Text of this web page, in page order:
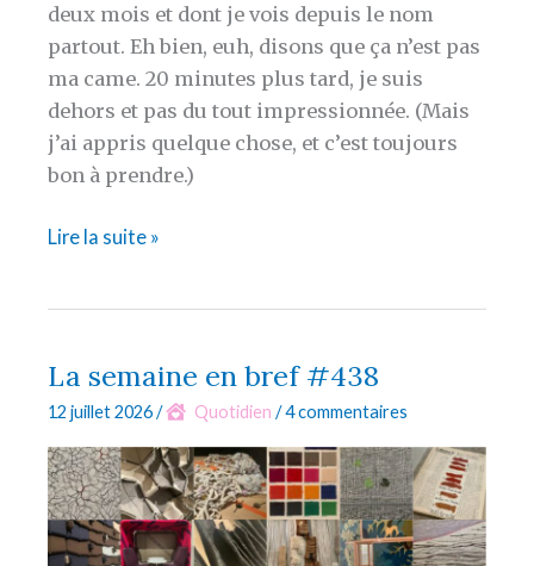
deux mois et dont je vois depuis le nom
partout. Eh bien, euh, disons que ça n’est pas
ma came. 20 minutes plus tard, je suis
dehors et pas du tout impressionnée. (Mais
j’ai appris quelque chose, et c’est toujours
bon à prendre.)
La
#439
Lire la suite »
La semaine en bref #438
12 juillet 2026/ Quotidien /4 commentaires